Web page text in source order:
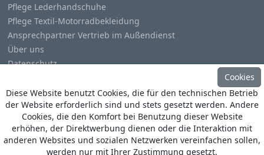
Pflege Lederhandschuhe
Pflege Textil-Motorradbekleidung
Ansprechpartner Vertrieb im Außendienst
Über uns
Datenschutz
© Copyright Heino Büse MX Import GmbH. All Rights
Cookies
Diese Website benutzt Cookies, die für den technischen Betrieb
der Website erforderlich sind und stets gesetzt werden. Andere
Cookies, die den Komfort bei Benutzung dieser Website
erhöhen, der Direktwerbung dienen oder die Interaktion mit
anderen Websites und sozialen Netzwerken vereinfachen sollen,
werden nur mit Ihrer Zustimmung gesetzt.